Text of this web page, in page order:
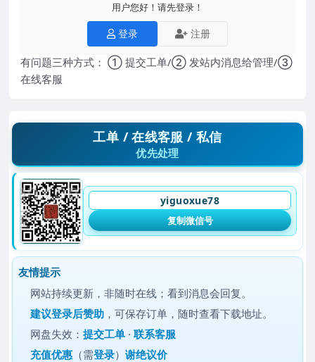
用户您好！请先登录！
登录 注册
有问题三种方式： ① 提交工单/② 发站内消息给管理/③
在线客服
工单 / 在线客服 / 私信
优先处理
yiguoxue78
复制微信号
友情提示
网站持续更新，非随时在线；看到消息会回复。
建议登录后赞助 ，可保存订单，随时查看下载地址。
网盘失效：提交工单 ·联系客服
充值优惠 （需登录）谢绝议价